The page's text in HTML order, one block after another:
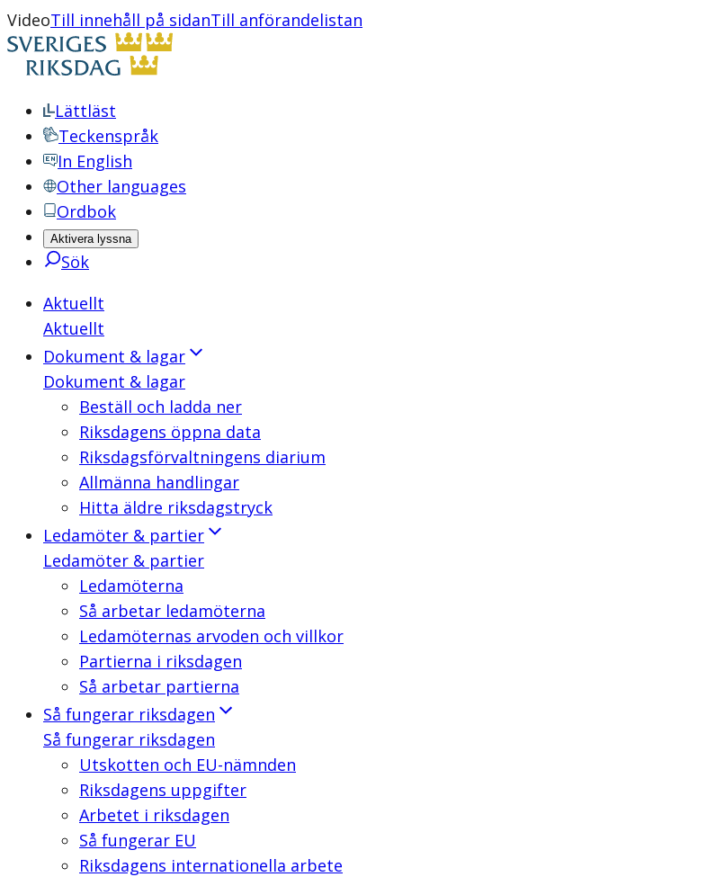
VideoTill innehåll på sidanTill anförandelistan
Lättläst
Teckenspråk
In English
Other languages
Ordbok
Aktivera lyssna
Sök
Aktuellt
Aktuellt
Dokument & lagar
Dokument & lagar
Beställ och ladda ner
Riksdagens öppna data
Riksdagsförvaltningens diarium
Allmänna handlingar
Hitta äldre riksdagstryck
Ledamöter & partier
Ledamöter & partier
Ledamöterna
Så arbetar ledamöterna
Ledamöternas arvoden och villkor
Partierna i riksdagen
Så arbetar partierna
Så fungerar riksdagen
Så fungerar riksdagen
Utskotten och EU-nämnden
Riksdagens uppgifter
Arbetet i riksdagen
Så fungerar EU
Riksdagens internationella arbete